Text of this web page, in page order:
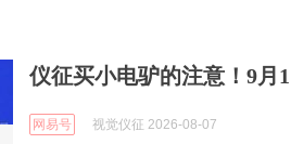
仪征买小电驴的注意！9月
网易号 视觉仪征 2026-08-07